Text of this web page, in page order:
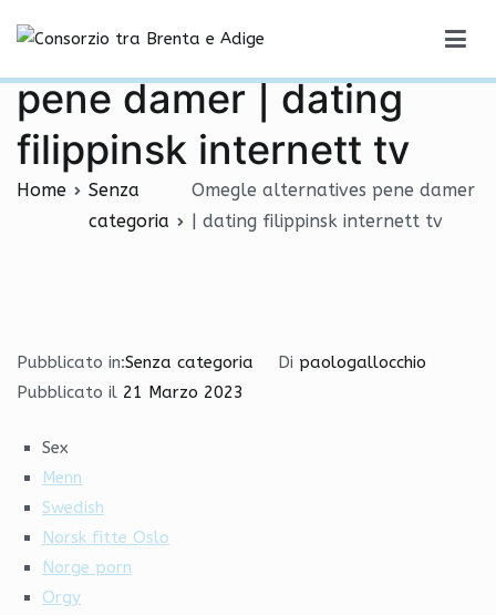
contenuto
Omegle alternatives
pene damer | dating
filippinsk internett tv
Home
Senza
categoria
Omegle alternatives pene damer
| dating filippinsk internett tv
Pubblicato in:Senza categoria Di paologallocchio
Pubblicato il 21 Marzo 2023
Sex
Menn
Swedish
Norsk fitte Oslo
Norge porn
Orgy